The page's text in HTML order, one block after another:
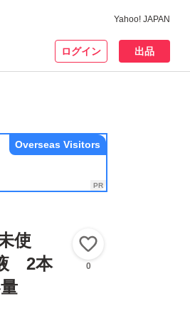
Yahoo! JAPAN
ログイン 出品
Overseas Visitors
使
2本
0